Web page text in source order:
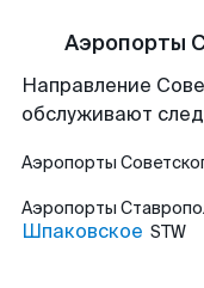
Аэропорты
Направление
обслуживают
Аэропорты
Аэропорты
Шпаковское STW